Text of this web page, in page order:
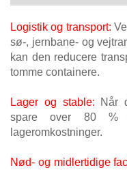
Logistik og transport:
sø-, jernbane- og
kan den reducere
tomme containere.
Lager og stable: Når
spare over 80 %
lageromkostninger.
Nød- og midlertidige